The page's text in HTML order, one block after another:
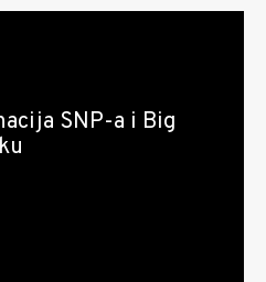
SNP-a i Big